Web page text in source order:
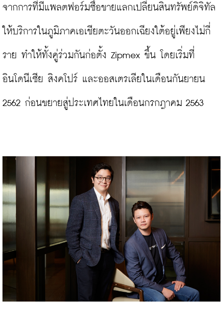
จากการที่มีแพลตฟอร์มซื้อขายแลกเปลี่ยนสินทรัพย์ดิจิทัล
ให้บริการในภูมิภาคเอเชียตะวันออกเฉียงใต้อยู่เพียงไม่กี่
ราย ทำให้ทั้งคู่ร่วมกันก่อตั้ง Zipmex ขึ้น โดยเริ่มที่
อินโดนีเซีย สิงคโปร์ และออสเตรเลียในเดือนกันยายน
2562 ก่อนขยายสู่ประเทศไทยในเดือนกรกฎาคม 2563